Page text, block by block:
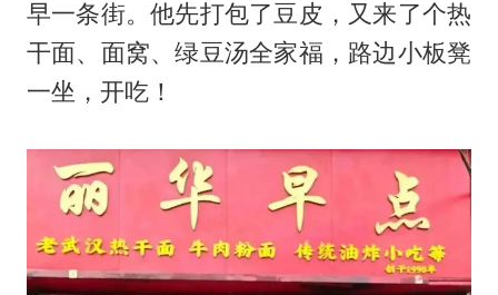
早一条街。他先打包了豆皮，又来了个热
干面、面窝、绿豆汤全家福，路边小板凳
一坐，开吃！